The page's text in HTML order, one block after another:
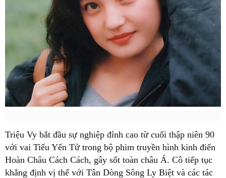
Triệu Vy bắt đầu sự nghiệp đỉnh cao từ cuối thập niên 90
với vai Tiểu Yến Tử trong bộ phim truyền hình kinh điển
Hoàn Châu Cách Cách, gây sốt toàn châu Á. Cô tiếp tục
khẳng định vị thế với Tân Dòng Sông Ly Biệt và các tác